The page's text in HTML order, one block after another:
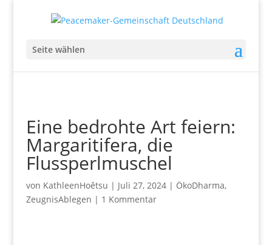
Seite wählen
Eine bedrohte Art feiern:
Margaritifera, die
Flussperlmuschel
von KathleenHoêtsu | Juli 27, 2024| ÖkoDharma,
ZeugnisAblegen | 1 Kommentar